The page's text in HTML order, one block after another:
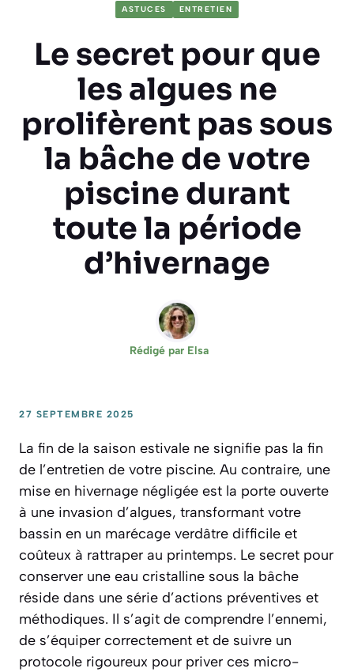
ASTUCES ENTRETIEN
Le secret pour que
les algues ne
prolifèrent pas sous
la bâche de votre
piscine durant
toute la période
d’hivernage
Rédigé par Elsa
27 SEPTEMBRE 2025
La fin de la saison estivale ne signifie pas la fin
de l’entretien de votre piscine. Au contraire, une
mise en hivernage négligée est la porte ouverte
à une invasion d’algues, transformant votre
bassin en un marécage verdâtre difficile et
coûteux à rattraper au printemps. Le secret pour
conserver une eau cristalline sous la bâche
réside dans une série d’actions préventives et
méthodiques. Il s’agit de comprendre l’ennemi,
de s’équiper correctement et de suivre un
protocole rigoureux pour priver ces micro-